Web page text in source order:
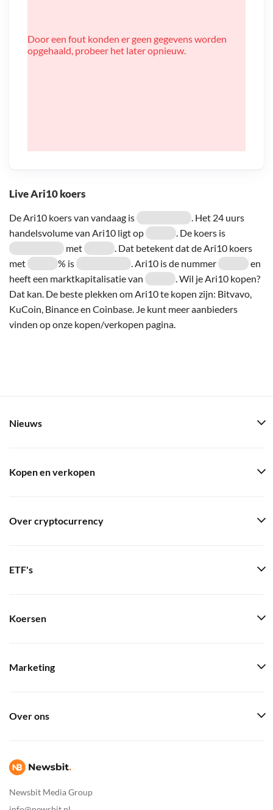
Live Ari10 koers
De Ari10 koers van vandaag is
. Het 24 uurs
handelsvolume van Ari10 ligt op
. De koers is
met
. Dat betekent dat de Ari10 koers
met
% is . Ari10 is de nummer
en
heeft een marktkapitalisatie van
. Wil je Ari10 kopen?
Dat kan. De beste plekken om Ari10 te kopen zijn: Bitvavo,
KuCoin, Binance en Coinbase. Je kunt meer aanbieders
vinden op onze kopen/verkopen pagina.
Door een fout konden er geen gegevens worden
opgehaald, probeer het later opnieuw.
Newsbit Media Group
Nieuws
Kopen en verkopen
Over cryptocurrency
ETF's
Koersen
Marketing
Over ons